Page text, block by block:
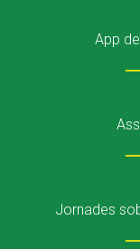
App
Jornades
Memòria d'activitats
Proposta educativa
Memòria d'activitats
Proposta educativa